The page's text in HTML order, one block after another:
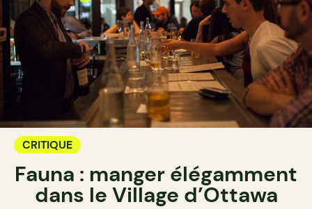
CRITIQUE
Fauna : manger élégamment
dans le Village d’Ottawa